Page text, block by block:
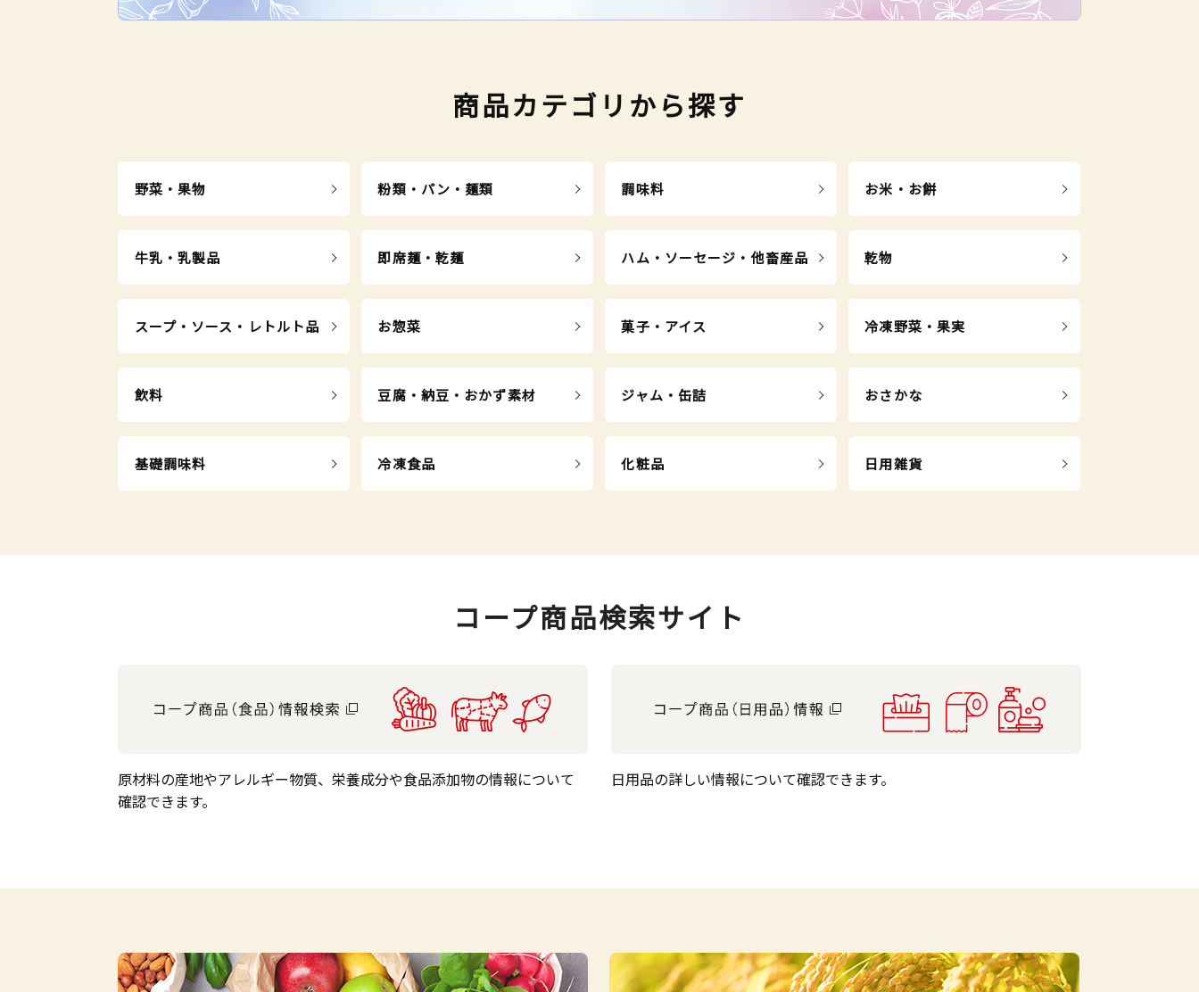
商品カテゴリから探す
野菜・果物 粉類・パン・麺類 調味料 お米・お餅
牛乳・乳製品 即席麺・乾麺 ハム・ソーセージ・他畜産品 乾物
スープ・ソース・レトルト品 お惣菜 菓子・アイス 冷凍野菜・果実
飲料 豆腐・納豆・おかず素材 ジャム・缶詰 おさかな
基礎調味料 冷凍食品 化粧品 日用雑貨
コープ商品検索サイト
原材料の産地やアレルギー物質、栄養成分や食品添加物の情報について
確認できます。
日用品の詳しい情報について確認できます。